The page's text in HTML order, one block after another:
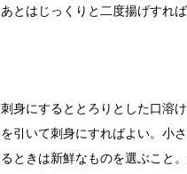
とはじっくりと二度揚げすれ
身にするととろりとした口溶
引いて刺身にすればよい。小
ときは新鮮なものを選ぶこと